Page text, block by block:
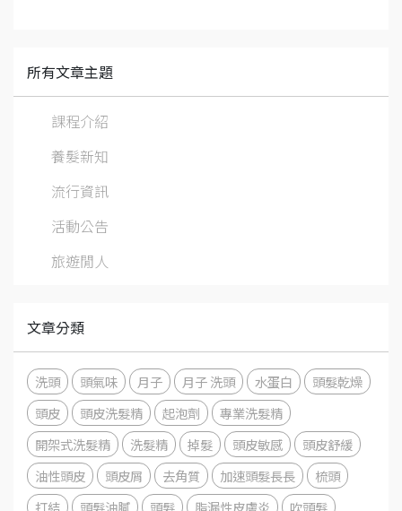
所有文章主題
課程介紹
養髮新知
流行資訊
活動公告
旅遊閒人
文章分類
洗頭 頭氣味 月子 月子 洗頭 水蛋白
頭髮乾燥
頭皮
頭皮洗髮精 起泡劑
專業洗髮精
開架式洗髮精
洗髮精 掉髮 頭皮敏感
頭皮舒緩
油性頭皮
頭皮屑 去角質 加速頭髮長長
梳頭
打結
頭髮油膩 頭髮 脂漏性皮膚炎
吹頭髮